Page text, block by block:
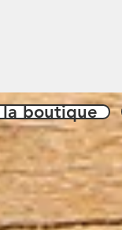
boutique